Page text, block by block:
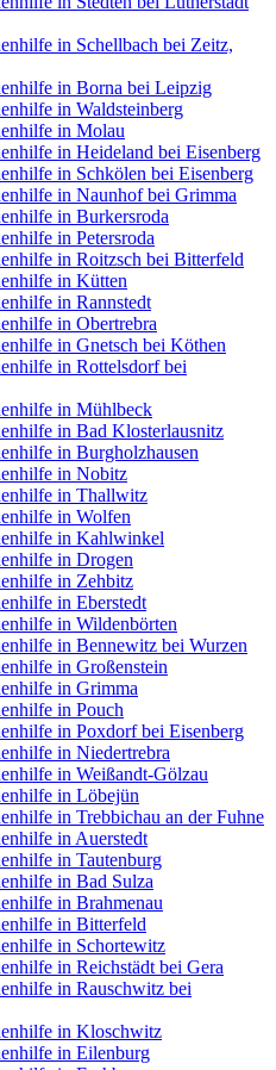
in Schellbach bei Zeitz,
in Borna bei Leipzig
in Waldsteinberg
in Molau
in Heideland bei Eisenberg
in Schkölen bei Eisenberg
in Naunhof bei Grimma
in Burkersroda
in Petersroda
in Roitzsch bei Bitterfeld
in Kütten
in Rannstedt
in Obertrebra
in Gnetsch bei Köthen
in Rottelsdorf bei
in Mühlbeck
in Bad Klosterlausnitz
in Burgholzhausen
in Nobitz
in Thallwitz
in Wolfen
in Kahlwinkel
in Drogen
in Zehbitz
in Eberstedt
in Wildenbörten
in Bennewitz bei Wurzen
in Großenstein
in Grimma
in Pouch
in Poxdorf bei Eisenberg
in Niedertrebra
in Weißandt-Gölzau
in Löbejün
in Trebbichau an der Fuhne
in Auerstedt
in Tautenburg
in Bad Sulza
in Brahmenau
in Bitterfeld
in Schortewitz
in Reichstädt bei Gera
in Rauschwitz bei
in Kloschwitz
in Eilenburg